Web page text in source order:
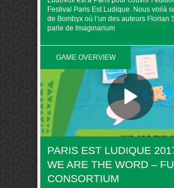
Festival Paris Est Ludique. Nous voilà
de Bombyx où l’un des auteurs Florian
parle de Imaginarium
GAME OVERVIEW
PARIS EST LUDIQUE
WE ARE THE WORD –
CONSORTIUM